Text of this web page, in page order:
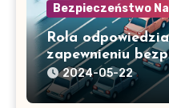
Bezpieczeństwo
Rola
zapewnieniu
drodze
2024-05-22